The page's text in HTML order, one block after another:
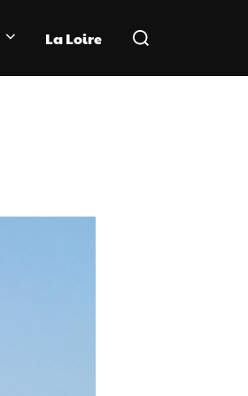
La Loire
Rechercher :